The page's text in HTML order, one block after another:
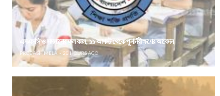
এসএসসি ও সমমানের ফল কাল, ১১ আগস্ট থেকে পুনর্নিরীক্ষণের আবেদন
PROBASH MELA 20 HOURS AGO